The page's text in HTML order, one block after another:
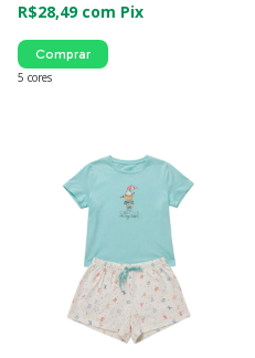
R$28,49 com Pix
5 cores
Comprar